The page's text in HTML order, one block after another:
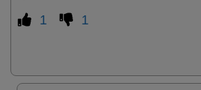
1 1